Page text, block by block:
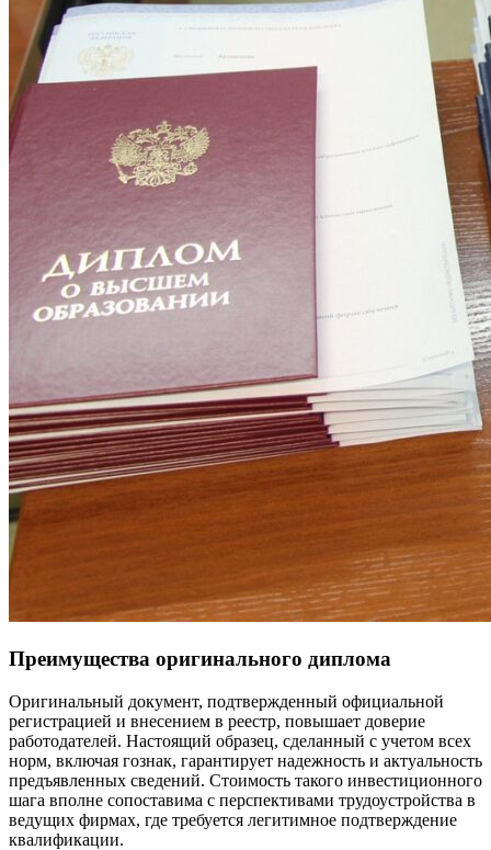
Преимущества оригинального диплома
Оригинальный документ, подтвержденный официальной
регистрацией и внесением в реестр, повышает доверие
работодателей. Настоящий образец, сделанный с учетом всех
норм, включая гознак, гарантирует надежность и актуальность
предъявленных сведений. Стоимость такого инвестиционного
шага вполне сопоставима с перспективами трудоустройства в
ведущих фирмах, где требуется легитимное подтверждение
квалификации.